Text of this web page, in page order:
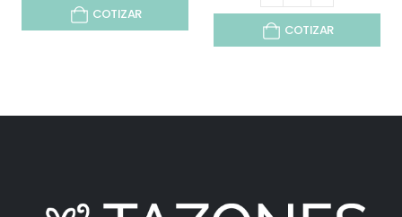
COTIZAR
COTIZAR